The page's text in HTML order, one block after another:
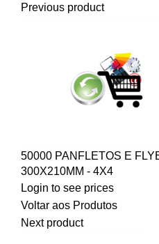
Previous product
50000 PANFLETOS E
300X210MM - 4X4
Login to see prices
Voltar aos Produtos
Next product